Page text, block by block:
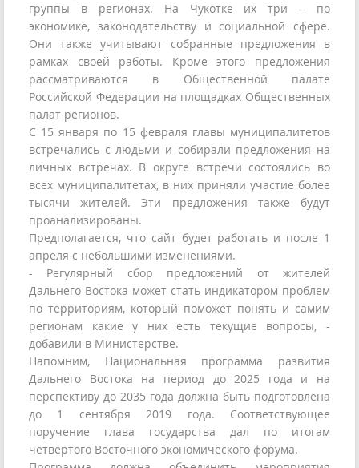
группы в регионах. На Чукотке их три – по
экономике, законодательству и социальной сфере.
Они также учитывают собранные предложения в
рамках своей работы. Кроме этого предложения
рассматриваются в Общественной палате
Российской Федерации на площадках Общественных
палат регионов.
С 15 января по 15 февраля главы муниципалитетов
встречались с людьми и собирали предложения на
личных встречах. В округе встречи состоялись во
всех муниципалитетах, в них приняли участие более
тысячи жителей. Эти предложения также будут
проанализированы.
Предполагается, что сайт будет работать и после 1
апреля с небольшими изменениями.
- Регулярный сбор предложений от жителей
Дальнего Востока может стать индикатором проблем
по территориям, который поможет понять и самим
регионам какие у них есть текущие вопросы, -
добавили в Министерстве.
Напомним, Национальная программа развития
Дальнего Востока на период до 2025 года и на
перспективу до 2035 года должна быть подготовлена
до 1 сентября 2019 года. Соответствующее
поручение глава государства дал по итогам
четвертого Восточного экономического форума.